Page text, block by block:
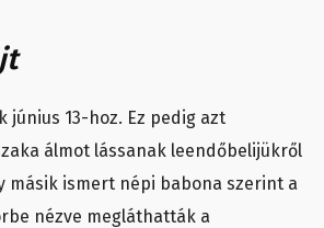
június 13-hoz. Ez pedig azt
álmot lássanak leendőbelijükről
másik ismert népi babona szerint a
nézve megláthatták a